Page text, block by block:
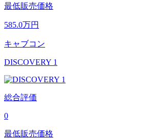
最低販売価格
585.0万円
キャブコン
DISCOVERY 1
総合評価
0
最低販売価格